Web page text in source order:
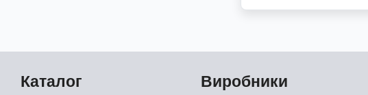
Каталог Виробники